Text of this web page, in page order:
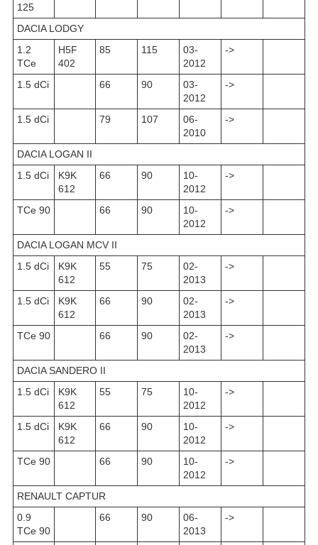
125
DACIA LODGY
1.2
TCe
H5F
402
85 115
03-
2012
->
1.5 dCi 66 90
03-
2012
->
1.5 dCi 79 107
06-
2010
->
DACIA LOGAN II
1.5 dCi
K9K
612
66 90
10-
2012
->
TCe 90 66 90
10-
2012
->
DACIA LOGAN MCV II
1.5 dCi
K9K
612
55 75
02-
2013
->
1.5 dCi
K9K
612
66 90
02-
2013
->
TCe 90 66 90
02-
2013
->
DACIA SANDERO II
1.5 dCi
K9K
612
55 75
10-
2012
->
1.5 dCi
K9K
612
66 90
10-
2012
->
TCe 90 66 90
10-
2012
->
RENAULT CAPTUR
0.9
TCe 90
66 90
06-
2013
->